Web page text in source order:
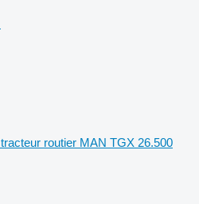
tracteur routier MAN TGX 26.500